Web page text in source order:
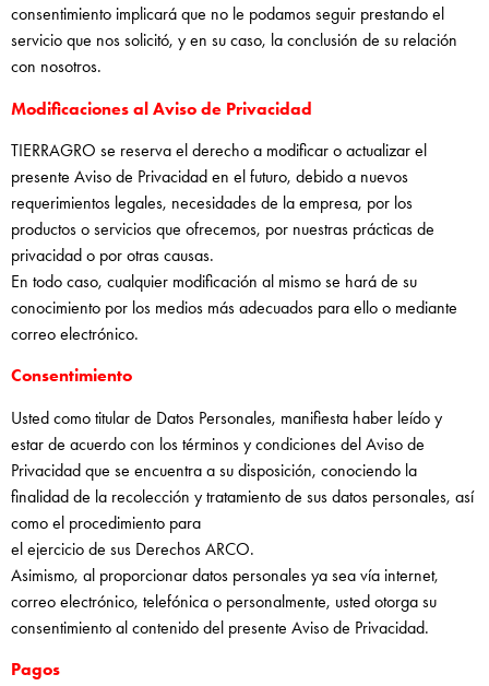
consentimiento implicará que no le podamos seguir prestando el
servicio que nos solicitó, y en su caso, la conclusión de su relación
con nosotros.
Modificaciones al Aviso de Privacidad
TIERRAGRO se reserva el derecho a modificar o actualizar el
presente Aviso de Privacidad en el futuro, debido a nuevos
requerimientos legales, necesidades de la empresa, por los
productos o servicios que ofrecemos, por nuestras prácticas de
privacidad o por otras causas.
En todo caso, cualquier modificación al mismo se hará de su
conocimiento por los medios más adecuados para ello o mediante
correo electrónico.
Consentimiento
Usted como titular de Datos Personales, manifiesta haber leído y
estar de acuerdo con los términos y condiciones del Aviso de
Privacidad que se encuentra a su disposición, conociendo la
finalidad de la recolección y tratamiento de sus datos personales, así
como el procedimiento para
el ejercicio de sus Derechos ARCO.
Asimismo, al proporcionar datos personales ya sea vía internet,
correo electrónico, telefónica o personalmente, usted otorga su
consentimiento al contenido del presente Aviso de Privacidad.
Pagos